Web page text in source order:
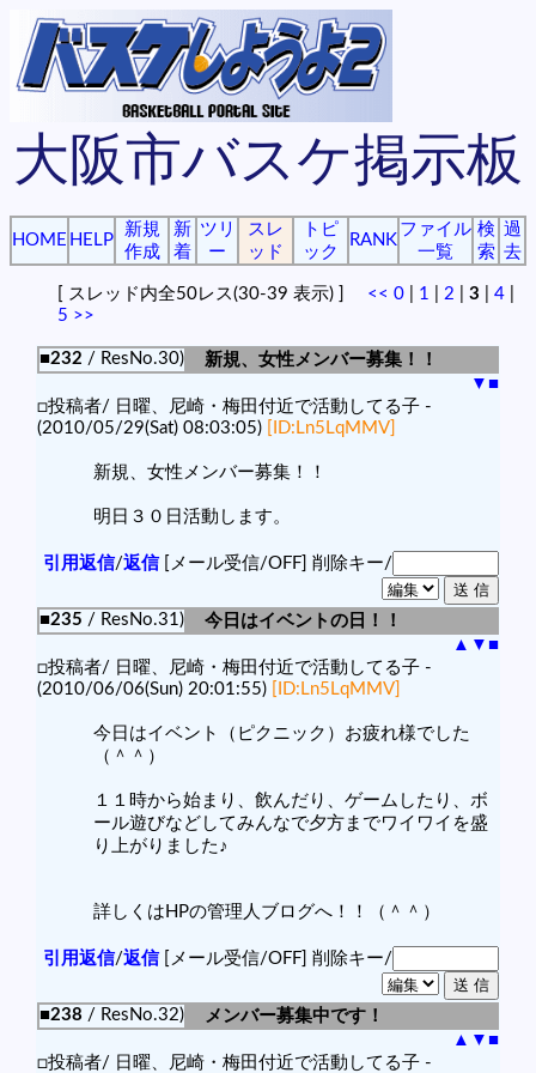
大阪市バスケ掲示板
HOME HELP
新規
作成
新
着
ツリ
ー
スレ
ッド
トピ
ック
RANK
ファイル
一覧
検
索
過
去
[ スレッド内全50レス(30-39 表示) ] << 0 1 2 3 4
5 >>
■232 / ResNo.30)
新規、女性メンバー募集！！
▼ ■
□投稿者/ 日曜、尼崎・梅田付近で活動してる子 -
(2010/05/29(Sat) 08:03:05)
[ID:Ln5LqMMV]
新規、女性メンバー募集！！
明日３０日活動します。
引用返信/返信[メール受信/OFF] 削除キー/
■235 / ResNo.31)
今日はイベントの日！！
▲ ▼ ■
□投稿者/ 日曜、尼崎・梅田付近で活動してる子 -
(2010/06/06(Sun) 20:01:55)
[ID:Ln5LqMMV]
今日はイベント（ピクニック）お疲れ様でした
（＾＾）
１１時から始まり、飲んだり、ゲームしたり、ボ
ール遊びなどしてみんなで夕方までワイワイを盛
り上がりました♪
詳しくはHPの管理人ブログへ！！（＾＾）
引用返信/返信[メール受信/OFF] 削除キー/
■238 / ResNo.32)
メンバー募集中です！
▲ ▼ ■
□投稿者/ 日曜、尼崎・梅田付近で活動してる子 -